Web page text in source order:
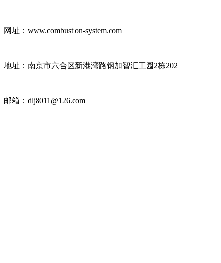
网址：www.combustion-system.com
地址：南京市六合区新港湾路钢加智汇工园2栋202
邮箱：dlj8011@126.com